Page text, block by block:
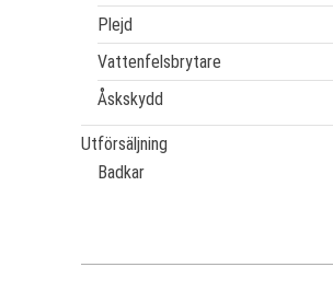
Plejd
Vattenfelsbrytare
Åskskydd
Utförsäljning
Badkar